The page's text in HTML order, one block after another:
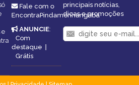
e
Fale com o
EncontraPindamonhangaba
ANUNCIE:
Com
destaque |
Grátis
principais notícias,
dicas e promoções